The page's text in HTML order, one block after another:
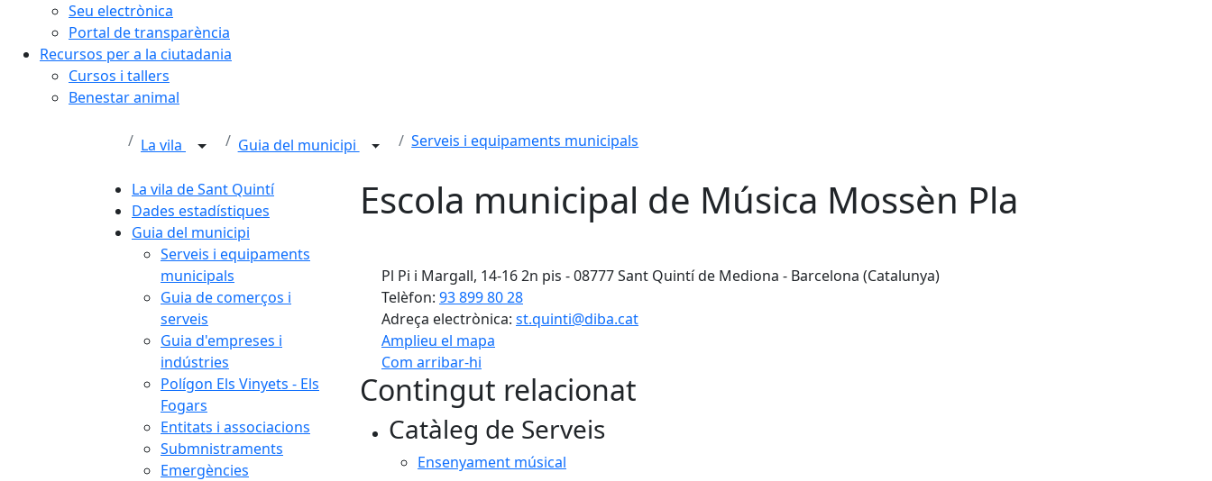
Seu electrònica
Portal de transparència
Recursos per a la ciutadania
Cursos i tallers
Benestar animal
La vila Guia del municipi Serveis i equipaments municipals
La vila de Sant Quintí
Dades estadístiques
Guia del municipi
Serveis i equipaments
municipals
Guia de comerços i
serveis
Guia d'empreses i
indústries
Polígon Els Vinyets - Els
Fogars
Entitats i associacions
Submnistraments
Emergències
Escola municipal de Música Mossèn Pla
Pl Pi i Margall, 14-16 2n pis - 08777 Sant Quintí de Mediona - Barcelona (Catalunya)
Telèfon: 93 899 80 28
Adreça electrònica: st.quinti@diba.cat
Amplieu el mapa
Com arribar-hi
+
−
Contingut relacionat
Catàleg de Serveis
Ensenyament músical